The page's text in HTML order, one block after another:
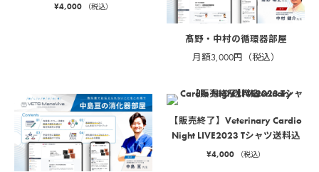
¥4,000 （税込）
髙野・中村の循環器部屋
月額3,000円（税込）
【販売終了】Veterinary Cardio
Night LIVE2023 Tシャツ送料込
¥4,000 （税込）